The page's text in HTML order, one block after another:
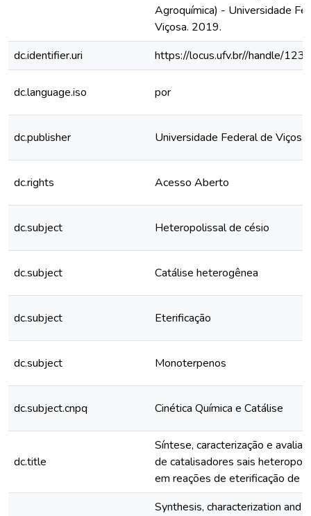
Agroquímica) - Universidade
Viçosa. 2019.
dc.identifier.uri
https://locus.ufv.br//handle/
dc.language.iso por
dc.publisher Universidade Federal de Viçosa
dc.rights Acesso Aberto
dc.subject Heteropolissal de césio
dc.subject Catálise heterogênea
dc.subject Eterificação
dc.subject Monoterpenos
dc.subject.cnpq Cinética Química e Catálise
dc.title
Síntese, caracterização e
de catalisadores sais
em reações de eterificação de
Synthesis, characterization and